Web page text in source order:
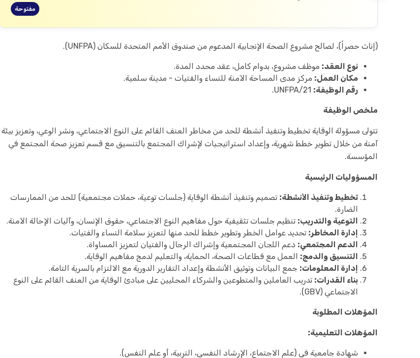
مفتوحة
(إناث حصراً)، لصالح مشروع الصحة الإنجابية المدعوم من صندوق الأمم المتحدة للسكان (UNFPA).
نوع العقد: موظف مشروع، بدوام كامل، عقد محدد المدة.
مكان العمل: مركز مدى المساحة الآمنة للنساء والفتيات - مدينة سلمية.
رقم الوظيفة:
ملخص الوظيفة
تتولى مسؤولة الوقاية تخطيط وتنفيذ أنشطة للحد من مخاطر العنف القائم على النوع الاجتماعي، ونشر الوعي، وتعزيز بيئة
آمنة من خلال تطوير خطط شهرية، وإعداد استراتيجيات لإشراك المجتمع بالتنسيق مع قسم تعزيز صحة المجتمع في
المؤسسة.
المسؤوليات الرئيسية
تخطيط وتنفيذ الأنشطة: تصميم وتنفيذ أنشطة الوقاية (جلسات توعية، حملات مجتمعية) للحد من الممارسات
الضارة.
التوعية والتدريب: تنظيم جلسات تثقيفية حول مفاهيم النوع الاجتماعي، حقوق الإنسان، وآليات الإحالة الآمنة.
إدارة المخاطر: تحديد عوامل الخطر وتطوير خطط للحد منها لتعزيز سلامة النساء والفتيات.
الدعم المجتمعي: دعم اللجان المجتمعية وإشراك الرجال والفتيان لتعزيز المساواة.
التنسيق والدمج: العمل مع قطاعات الصحة، الحماية، والتعليم لدمج مفاهيم الوقاية.
إدارة المعلومات: جمع البيانات وتوثيق الأنشطة وإعداد التقارير الدورية مع الالتزام بالسرية التامة.
بناء القدرات: تدريب العاملين والمتطوعين والشركاء المحليين على مبادئ الوقاية من العنف القائم على النوع
الاجتماعي (GBV).
المؤهلات المطلوبة
المؤهلات التعليمية:
شهادة جامعية في (علم الاجتماع، الإرشاد النفسي، التربية، أو علم النفس).